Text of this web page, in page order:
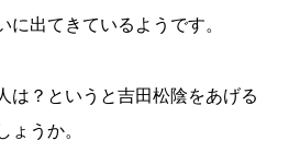
に出てきているようです。
は？というと吉田松陰をあげる
ょうか。